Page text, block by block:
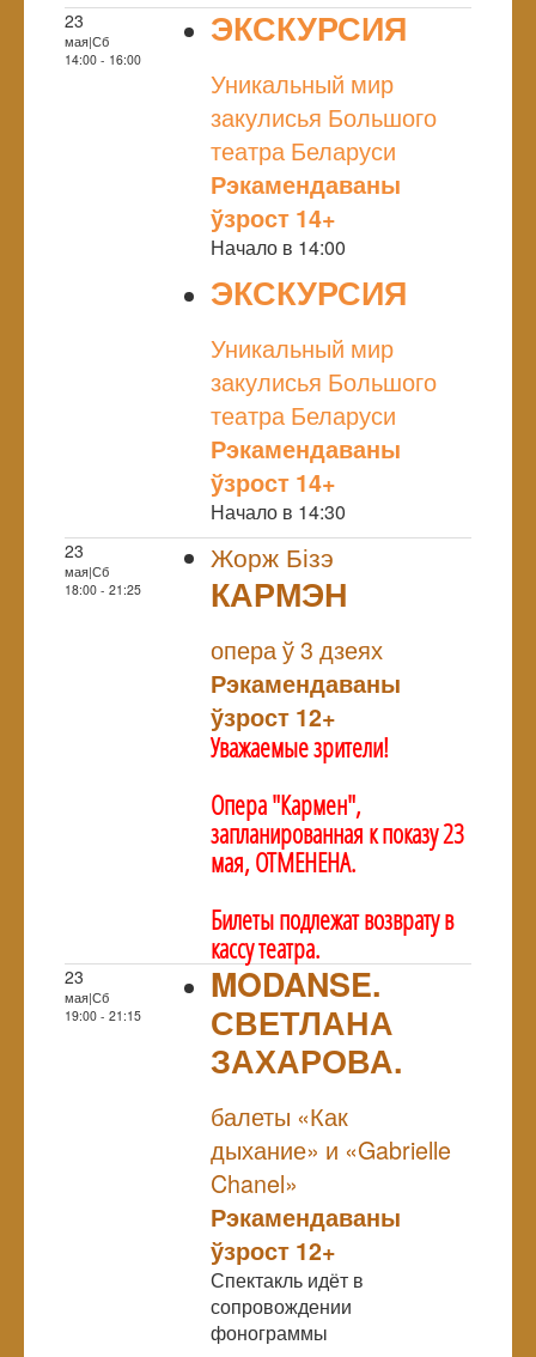
23
мая|Сб
14:00 - 16:00
ЭКСКУРСИЯ
Уникальный мир
закулисья Большого
театра Беларуси
Рэкамендаваны
ўзрост 14+
Начало в 14:00
ЭКСКУРСИЯ
Уникальный мир
закулисья Большого
театра Беларуси
Рэкамендаваны
ўзрост 14+
Начало в 14:30
23
мая|Сб
18:00 - 21:25
Жорж Бізэ
КАРМЭН
опера ў 3 дзеях
Рэкамендаваны
ўзрост 12+
Уважаемые зрители!
Опера "Кармен",
запланированная к показу 23
мая, ОТМЕНЕНА.
Билеты подлежат возврату в
кассу театра.
23
мая|Сб
19:00 - 21:15
MODANSE.
СВЕТЛАНА
ЗАХАРОВА.
балеты «Как
дыхание» и «Gabrielle
Chanel»
Рэкамендаваны
ўзрост 12+
Спектакль идёт в
сопровождении
фонограммы